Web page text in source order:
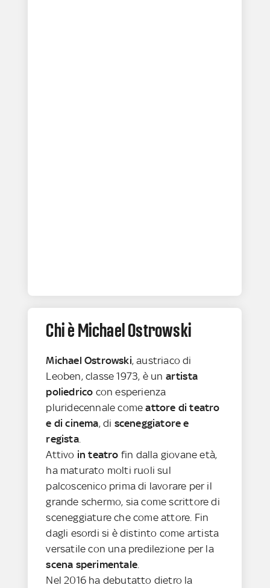
Chi è Michael Ostrowski
Michael Ostrowski, austriaco di
Leoben, classe 1973, è un artista
poliedrico con esperienza
pluridecennale come attore di teatro
e di cinema, di sceneggiatore e
regista.
Attivo in teatro fin dalla giovane età,
ha maturato molti ruoli sul
palcoscenico prima di lavorare per il
grande schermo, sia come scrittore di
sceneggiature che come attore. Fin
dagli esordi si è distinto come artista
versatile con una predilezione per la
scena sperimentale
Nel 2016 ha debutatto dietro la